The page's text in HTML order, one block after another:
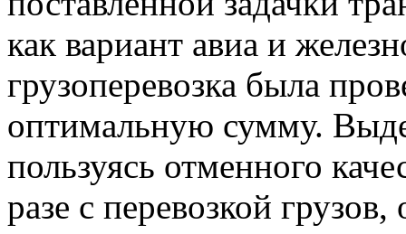
как вариант авиа и
грузоперевозка была
оптимальную сумму.
пользуясь отменного
разе с перевозкой